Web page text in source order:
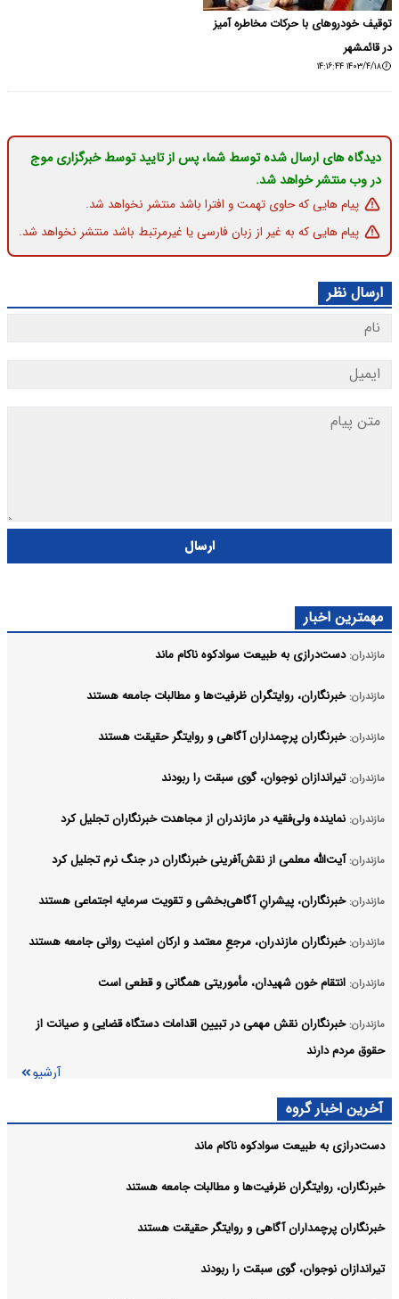
توقیف خودروهای با حرکات مخاطره آمیز
در قائمشهر
۱۴۰۳/۴/۱۸ ۱۴:۱۶:۴۴
دیدگاه های ارسال شده توسط شما، پس از تایید توسط خبرگزاری موج
در وب منتشر خواهد شد.
پیام هایی که حاوی تهمت و افترا باشد منتشر نخواهد شد.
پیام هایی که به غیر از زبان فارسی یا غیرمرتبط باشد منتشر نخواهد شد.
ارسال نظر
ارسال
مهمترین اخبار
مازندران: دست‌درازی به طبیعت سوادکوه ناکام ماند
مازندران: خبرنگاران، روایتگران ظرفیت‌ها و مطالبات جامعه هستند
مازندران: خبرنگاران پرچمداران آگاهی و روایتگر حقیقت هستند
مازندران: تیراندازان نوجوان، گوی سبقت را ربودند
مازندران: نماینده ولی‌فقیه در مازندران از مجاهدت خبرنگاران تجلیل کرد
مازندران: آیت‌الله معلمی از نقش‌آفرینی خبرنگاران در جنگ نرم تجلیل کرد
مازندران: خبرنگاران، پیشرانِ آگاهی‌بخشی و تقویت سرمایه اجتماعی هستند
مازندران: خبرنگاران مازندران، مرجعِ معتمد و ارکان امنیت روانی جامعه هستند
مازندران: انتقام خون شهیدان، مأموریتی همگانی و قطعی است
مازندران: خبرنگاران نقش مهمی در تبیین اقدامات دستگاه قضایی و صیانت از
حقوق مردم دارند
آرشیو
آخرین اخبار گروه
دست‌درازی به طبیعت سوادکوه ناکام ماند
خبرنگاران، روایتگران ظرفیت‌ها و مطالبات جامعه هستند
خبرنگاران پرچمداران آگاهی و روایتگر حقیقت هستند
تیراندازان نوجوان، گوی سبقت را ربودند